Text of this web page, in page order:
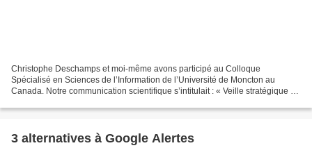
Christophe Deschamps et moi-même avons participé au Colloque
Spécialisé en Sciences de l’Information de l’Université de Moncton au
Canada. Notre communication scientifique s’intitulait : « Veille stratégique et
3 alternatives à Google Alertes